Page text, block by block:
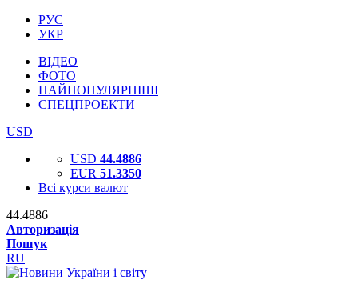
РУС
УКР
ВІДЕО
ФОТО
НАЙПОПУЛЯРНІШІ
СПЕЦПРОЕКТИ
USD
USD 44.4886
EUR 51.3350
Всі курси валют
44.4886
Авторизація
Пошук
RU